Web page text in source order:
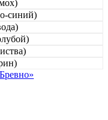
синий)